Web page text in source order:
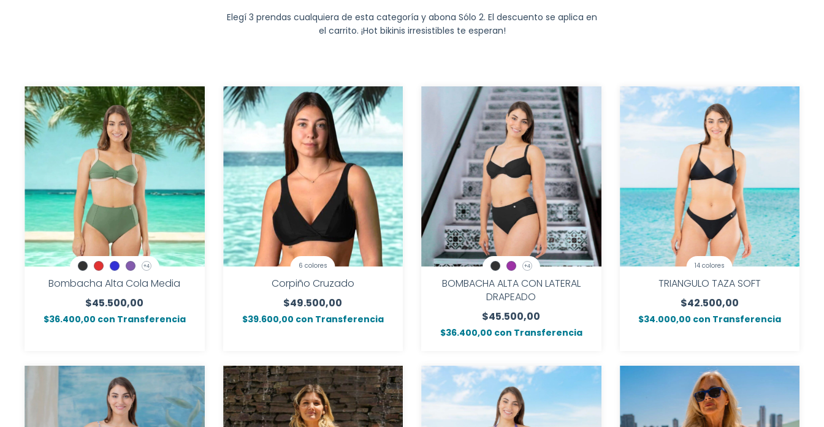
Elegí 3 prendas cualquiera de esta categoría y abona Sólo 2. El descuento se aplica en
el carrito. ¡Hot bikinis irresistibles te esperan!
+4
Bombacha Alta Cola Media
$45.500,00
$36.400,00 con Transferencia
6 colores
Corpiño Cruzado
$49.500,00
$39.600,00 con Transferencia
+4
BOMBACHA ALTA CON LATERAL
DRAPEADO
$45.500,00
$36.400,00 con Transferencia
14 colores
TRIANGULO TAZA SOFT
$42.500,00
$34.000,00 con Transferencia